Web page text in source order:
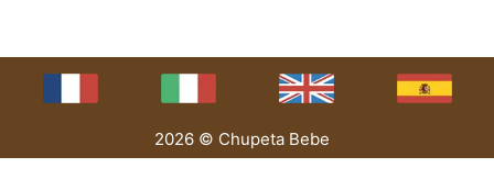
2026 © Chupeta Bebe